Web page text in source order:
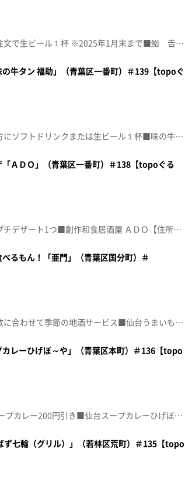
☆topo定額見放題会員限定特典：コース料理ご注文で生ビール１杯 ※2025年1月末まで■鮨 𠮷金【住所】宮城県仙台市青葉区中央3-6-12 仙台南町通ビル2階【電話番号】022-399-6378【営業時間】11:30～14:30 (L.O.14:00) 17:00～22:00 (L.O.21:00)【定休日】不定休♪ラブ・ストーリーは突然に 小田和正※特典をご利用の際は、topoにログインをしてトップ画面をご注文の前にお店の方にお見せください。（トップ画面上部、ユーザ名と一緒に表示されている「定額見放題会員」を提示）※紹介した店舗情報は変更している場合があります。※紹介した商品は取り扱いが終了している場合があります。番組HP（https://www.khb-tv.co.jp/topogurume/）
牛タン 福助」（青葉区一番町）＃139【topoぐ
☆topo定額見放題会員限定特典：料理ご注文の方にソフトドリンクまたは生ビール１杯■味の牛タン 福助【住所】宮城県仙台市青葉区一番町4-3-22 一番町センタ―ビル地下1階【電話番号】022-265-9466【営業時間】11:30～14:30(LO.13:45 ) 17:00～23:00(LO.22:00) ※昼営業は土日のみ【定休日】月・火曜♪フレンズ レベッカ※特典をご利用の際は、topoにログインをしてトップ画面をご注文の前にお店の方にお見せください。（トップ画面上部、ユーザ名と一緒に表示されている「定額見放題会員」を提示）※紹介した店舗情報は変更している場合があります。※紹介した商品は取り扱いが終了している場合があります。番組HP（https://www.khb-tv.co.jp/topogurume/）
ＡＤＯ」（青葉区一番町）＃138【topoぐる
☆topo定額見放題会員限定特典：料理ご注文でプチデザート1つ■創作和食居酒屋 ＡＤＯ【住所】宮城県仙台市青葉区一番町2-6-16 シントウビル1階【電話番号】022-796-6585【営業時間】11:30～15:00/17:30～0:00【定休日】日曜♪ＡＭ１１：００ ＨＹ※特典をご利用の際は、topoにログインをしてトップ画面をご注文の前にお店の方にお見せください。（トップ画面上部、ユーザ名と一緒に表示されている「定額見放題会員」を提示）※紹介した店舗情報は変更している場合があります。※紹介した商品は取り扱いが終了している場合があります。番組HP（https://www.khb-tv.co.jp/topogurume/）
るもん！「亜門」（青葉区国分町）＃
☆topo定額見放題会員限定特典：来客された人数に合わせて季節の地酒サービス■仙台うまいもん個室居酒屋 亜門 【住所】宮城県仙台市青葉区国分町２-１-３ エーラクフレンディアビル２階【電話番号】022-222-3008【営業時間】月～土曜・祝前日 17:00～24:00 /日・祝 17:00～23:00【定休日】元日♪カーテンコール 優里※特典をご利用の際は、topoにログインをしてトップ画面をご注文の前にお店の方にお見せください。（トップ画面上部、ユーザ名と一緒に表示されている「定額見放題会員」を提示）※紹介した店舗情報は変更している場合があります。※紹介した商品は取り扱いが終了している場合があります。番組HP（https://www.khb-tv.co.jp/topogurume/）
レーひげぼ～や」（青葉区本町）＃136【topo
☆topo定額見放題会員限定特典：お会計から スープカレー200円引き■仙台スープカレーひげぼ~や【住所】宮城県仙台市青葉区本町2-16-15 ツルミヤ本町ビル地下1階【営業時間】11:00～14:00【定休日】水曜♪夢 ＴＨＥ ＢＬＵＥ ＨＥＡＲＴＳ※特典をご利用の際は、topoにログインをしてトップ画面をご注文の前にお店の方にお見せください。（トップ画面上部、ユーザ名と一緒に表示されている「定額見放題会員」を提示）※紹介した店舗情報は変更している場合があります。※紹介した商品は取り扱いが終了している場合があります。番組HP（https://www.khb-tv.co.jp/topogurume/）
ず七輪（グリル）」（若林区荒町）＃135【topo